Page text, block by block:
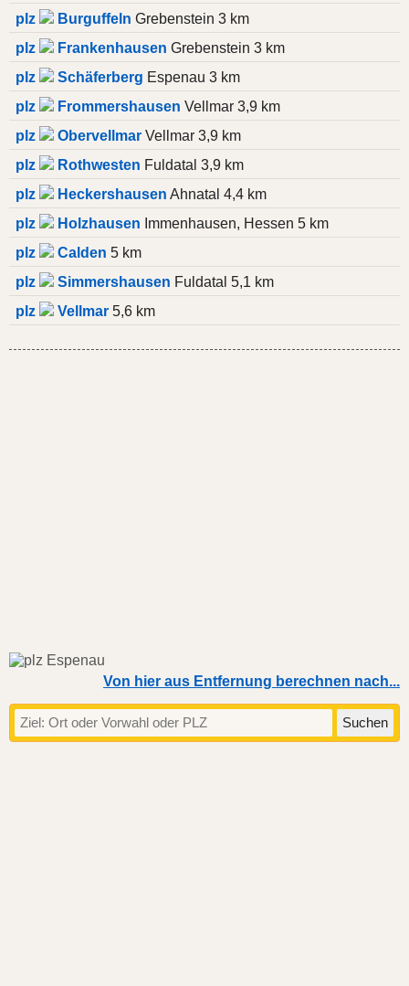
plz
Burguffeln Grebenstein 3 km
plz
Frankenhausen Grebenstein 3 km
plz
Schäferberg Espenau 3 km
plz
Frommershausen Vellmar 3,9 km
plz
Obervellmar Vellmar 3,9 km
plz
Rothwesten Fuldatal 3,9 km
plz
Heckershausen Ahnatal 4,4 km
plz
Holzhausen Immenhausen, Hessen 5 km
plz
Calden 5 km
plz
Simmershausen Fuldatal 5,1 km
plz
Vellmar 5,6 km
Von hier aus Entfernung berechnen nach...